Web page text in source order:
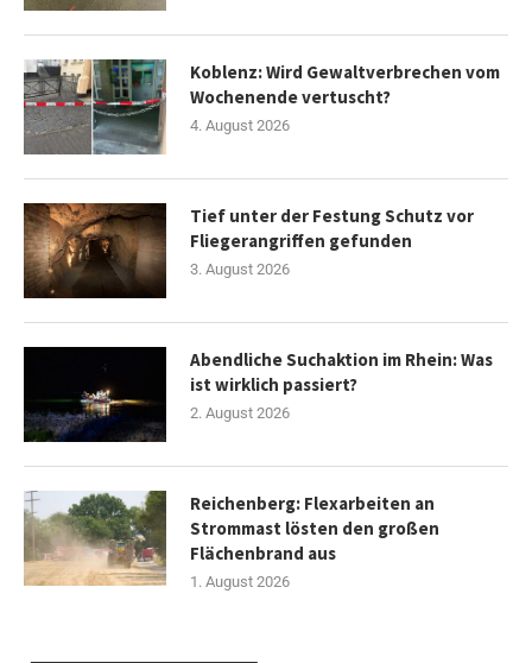
Koblenz: Wird Gewaltverbrechen vom
Wochenende vertuscht?
4. August 2026
Tief unter der Festung Schutz vor
Fliegerangriffen gefunden
3. August 2026
Abendliche Suchaktion im Rhein: Was
ist wirklich passiert?
2. August 2026
Reichenberg: Flexarbeiten an
Strommast lösten den großen
Flächenbrand aus
1. August 2026